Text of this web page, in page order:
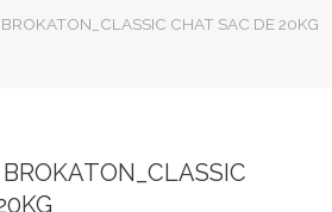
CHAT SAC DE 20KG